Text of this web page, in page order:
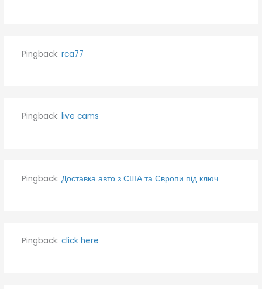
Pingback: rca77
Pingback: live cams
Pingback: Доставка авто з США та Європи під ключ
Pingback: click here